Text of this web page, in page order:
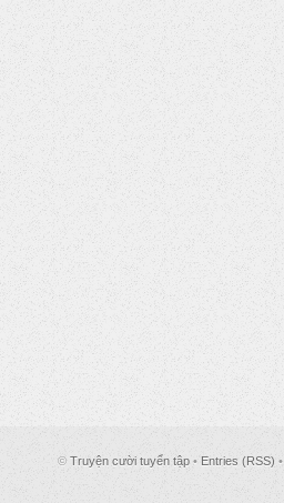
© Truyện cười tuyển tập • Entries (RSS) •